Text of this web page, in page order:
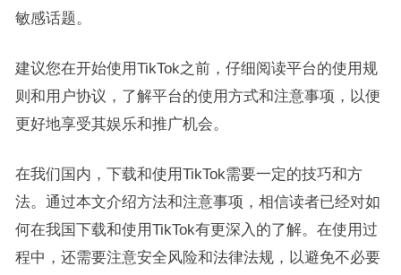
敏感话题。
建议您在开始使用TikTok之前，仔细阅读平台的使用规
则和用户协议，了解平台的使用方式和注意事项，以便
更好地享受其娱乐和推广机会。
在我们国内，下载和使用TikTok需要一定的技巧和方
法。通过本文介绍方法和注意事项，相信读者已经对如
何在我国下载和使用TikTok有更深入的了解。在使用过
程中，还需要注意安全风险和法律法规，以避免不必要